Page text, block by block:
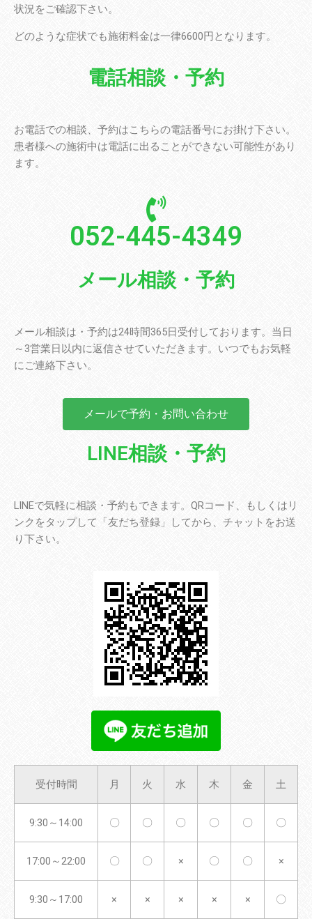
状況をご確認下さい。
どのような症状でも施術料金は一律6600円となります。
電話相談・予約
お電話での相談、予約はこちらの電話番号にお掛け下さい。
患者様への施術中は電話に出ることができない可能性があり
ます。
052-445-4349
メール相談・予約
メール相談は・予約は24時間365日受付しております。当日
～3営業日以内に返信させていただきます。いつでもお気軽
にご連絡下さい。
メールで予約・お問い合わせ
LINE相談・予約
LINEで気軽に相談・予約もできます。QRコード、もしくはリ
ンクをタップして「友だち登録」してから、チャットをお送
り下さい。
受付時間 月 火 水 木 金 土
9:30～14:00 〇 〇 〇 〇 〇 〇
17:00～22:00 〇 〇 × 〇 〇 ×
9:30～17:00 × × × × × 〇